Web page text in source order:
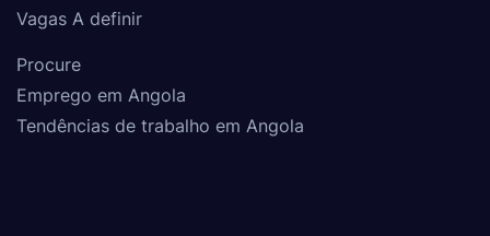
Vagas A definir
Procure
Emprego em Angola
Tendências de trabalho em Angola